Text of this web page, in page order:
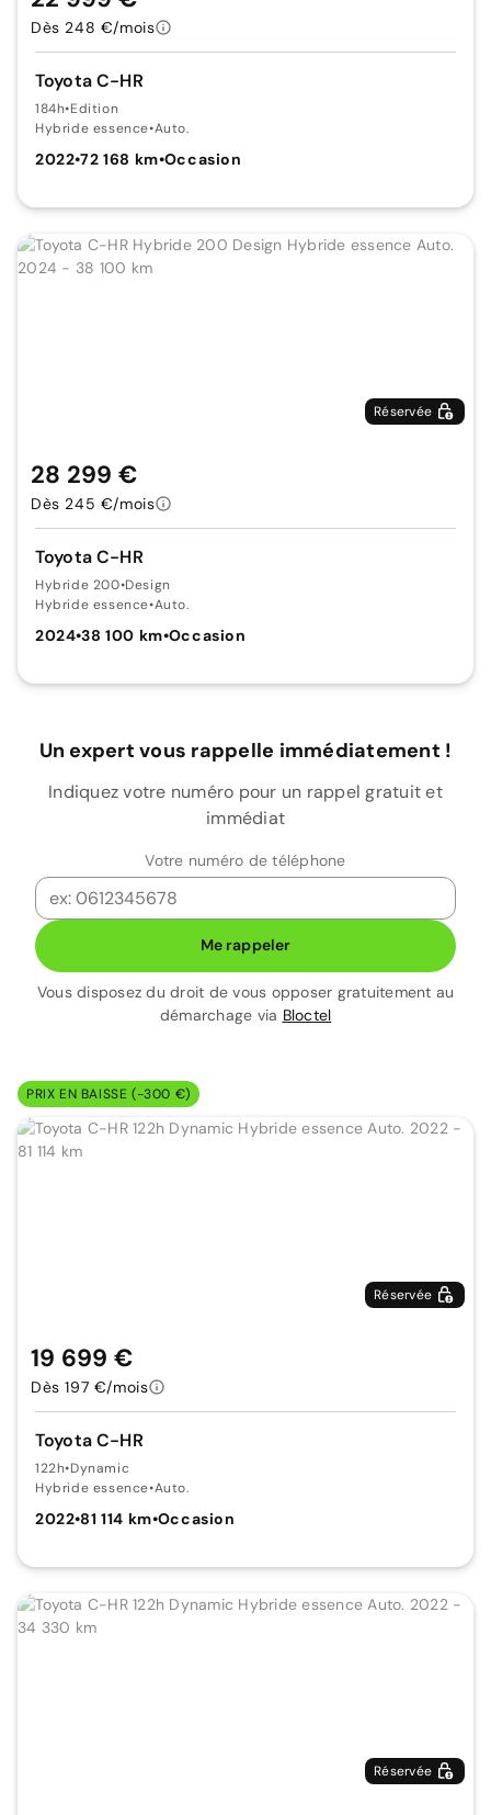
Toyota C-HR
184h•Edition
Hybride essence•Auto.
2022•72 168 km•Occasion
Dès 248 €/mois
Réservée
Toyota C-HR
Hybride 200•Design
Hybride essence•Auto.
2024•38 100 km•Occasion
28 299 €
Dès 245 €/mois
Un expert vous rappelle immédiatement !
Indiquez votre numéro pour un rappel gratuit et
immédiat
Votre numéro de téléphone
Me rappeler
Vous disposez du droit de vous opposer gratuitement au
démarchage via Bloctel
PRIX EN BAISSE (-300 €)
Réservée
Toyota C-HR
122h•Dynamic
Hybride essence•Auto.
2022•81 114 km•Occasion
19 699 €
Dès 197 €/mois
Réservée